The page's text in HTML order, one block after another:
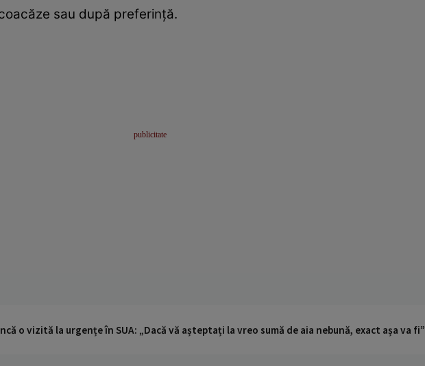
sau după preferință.
o vizită la urgențe în SUA: „Dacă vă așteptați la vreo sumă de aia nebună, exact așa va fi”